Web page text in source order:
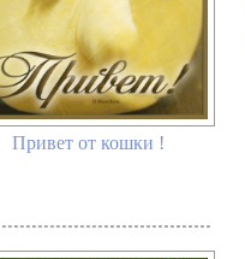
Привет от кошки !